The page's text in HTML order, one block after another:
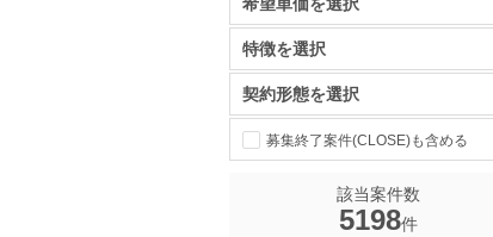
特徴を選択
契約形態を選択
募集終了案件(CLOSE)も含める
該当案件数
5198件